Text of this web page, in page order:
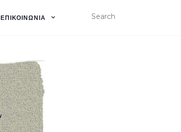
ΕΠΙΚΟΙΝΩΝΊΑ